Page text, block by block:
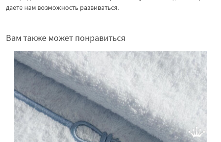
даете нам возможность развиваться.
Вам также может понравиться